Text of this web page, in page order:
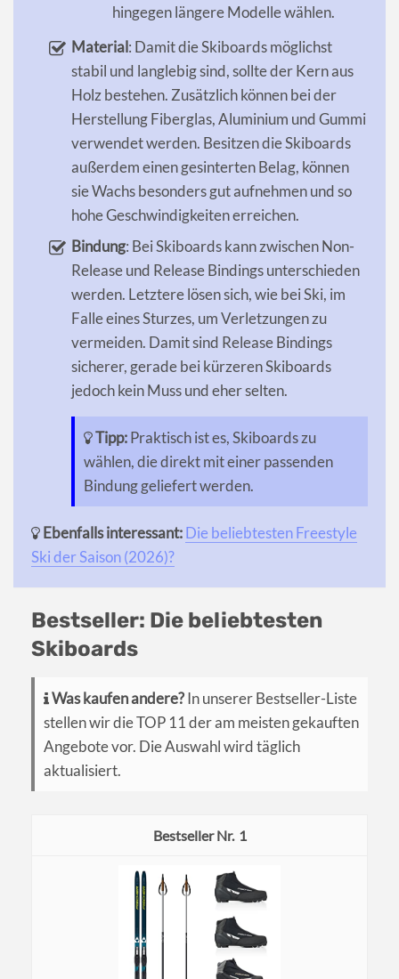
hingegen längere Modelle wählen.
Material: Damit die Skiboards möglichst
stabil und langlebig sind, sollte der Kern aus
Holz bestehen. Zusätzlich können bei der
Herstellung Fiberglas, Aluminium und Gummi
verwendet werden. Besitzen die Skiboards
außerdem einen gesinterten Belag, können
sie Wachs besonders gut aufnehmen und so
hohe Geschwindigkeiten erreichen.
Bindung: Bei Skiboards kann zwischen Non-
Release und Release Bindings unterschieden
werden. Letztere lösen sich, wie bei Ski, im
Falle eines Sturzes, um Verletzungen zu
vermeiden. Damit sind Release Bindings
sicherer, gerade bei kürzeren Skiboards
jedoch kein Muss und eher selten.
Tipp:Praktisch ist es, Skiboards zu
wählen, die direkt mit einer passenden
Bindung geliefert werden.
Ebenfalls interessant:Die beliebtesten Freestyle
Ski der Saison (2026)?
Bestseller: Die beliebtesten
Skiboards
Was kaufen andere?In unserer Bestseller-Liste
stellen wir die TOP 11 der am meisten gekauften
Angebote vor. Die Auswahl wird täglich
aktualisiert.
1